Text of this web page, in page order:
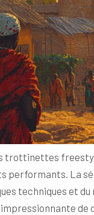
trottinettes
performants. La
techniques et du